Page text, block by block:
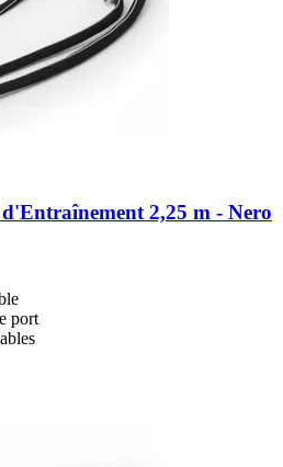
d'Entraînement 2,25 m -​ Nero
port